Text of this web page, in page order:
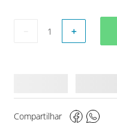
＋
Compartilhar